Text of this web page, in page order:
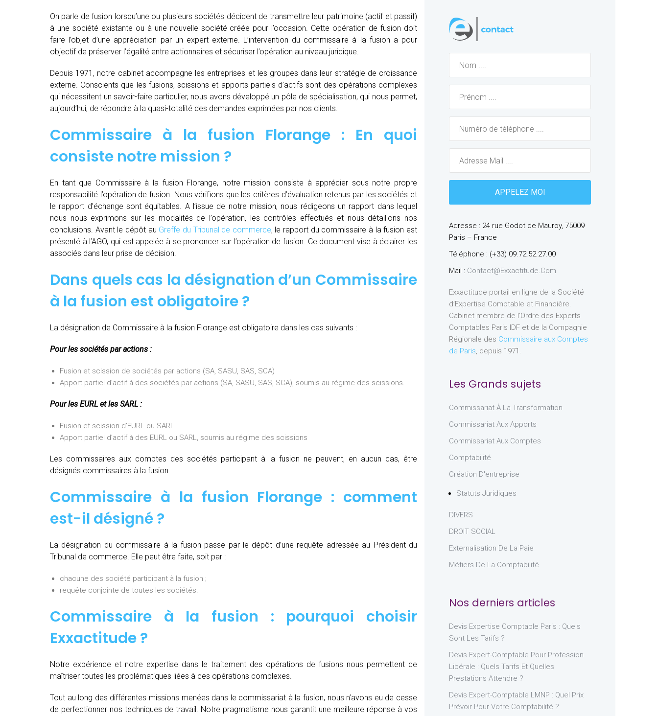
On parle de fusion lorsqu’une ou plusieurs sociétés décident de transmettre leur patrimoine (actif et passif)
à une société existante ou à une nouvelle société créée pour l’occasion. Cette opération de fusion doit
faire l’objet d’une appréciation par un expert externe. L’intervention du commissaire à la fusion a pour
objectif de préserver l’égalité entre actionnaires et sécuriser l’opération au niveau juridique.
Depuis 1971, notre cabinet accompagne les entreprises et les groupes dans leur stratégie de croissance
externe. Conscients que les fusions, scissions et apports partiels d’actifs sont des opérations complexes
qui nécessitent un savoir-faire particulier, nous avons développé un pôle de spécialisation, qui nous permet,
aujourd’hui, de répondre à la quasi-totalité des demandes exprimées par nos clients.
Commissaire à la fusion Florange : En quoi
consiste notre mission ?
En tant que Commissaire à la fusion Florange, notre mission consiste à apprécier sous notre propre
responsabilité l’opération de fusion. Nous vérifions que les critères d’évaluation retenus par les sociétés et
le rapport d’échange sont équitables. A l’issue de notre mission, nous rédigeons un rapport dans lequel
nous nous exprimons sur les modalités de l’opération, les contrôles effectués et nous détaillons nos
conclusions. Avant le dépôt au Greffe du Tribunal de commerce, le rapport du commissaire à la fusion est
présenté à l’AGO, qui est appelée à se prononcer sur l’opération de fusion. Ce document vise à éclairer les
associés dans leur prise de décision.
Dans quels cas la désignation d’un Commissaire
à la fusion est obligatoire ?
La désignation de Commissaire à la fusion Florange est obligatoire dans les cas suivants :
Pour les sociétés par actions :
Fusion et scission de sociétés par actions (SA, SASU, SAS, SCA)
Apport partiel d’actif à des sociétés par actions (SA, SASU, SAS, SCA), soumis au régime des scissions.
Pour les EURL et les SARL :
Fusion et scission d’EURL ou SARL
Apport partiel d’actif à des EURL ou SARL, soumis au régime des scissions
Les commissaires aux comptes des sociétés participant à la fusion ne peuvent, en aucun cas, être
désignés commissaires à la fusion.
Commissaire à la fusion Florange : comment
est-il désigné ?
La désignation du commissaire à la fusion passe par le dépôt d’une requête adressée au Président du
Tribunal de commerce. Elle peut être faite, soit par :
chacune des société participant à la fusion ;
requête conjointe de toutes les sociétés.
Commissaire à la fusion : pourquoi choisir
Exxactitude ?
Notre expérience et notre expertise dans le traitement des opérations de fusions nous permettent de
maîtriser toutes les problématiques liées à ces opérations complexes.
Tout au long des différentes missions menées dans le commissariat à la fusion, nous n’avons eu de cesse
de perfectionner nos techniques de travail. Notre pragmatisme nous garantit une meilleure réponse à vos
Adresse : 24 rue Godot de Mauroy, 75009
Paris – France
Téléphone : (+33) 09.72.52.27.00
Mail : Contact@exxactitude.com
Exxactitude portail en ligne de la Société
d’Expertise Comptable et Financière.
Cabinet membre de l’Ordre des Experts
Comptables Paris IDF et de la Compagnie
Régionale des Commissaire aux Comptes
de Paris, depuis 1971.
Les Grands sujets
Commissariat À La Transformation
Commissariat Aux Apports
Commissariat Aux Comptes
Comptabilité
Création D'entreprise
Statuts Juridiques
DIVERS
DROIT SOCIAL
Externalisation De La Paie
Métiers De La Comptabilité
Nos derniers articles
Devis Expertise Comptable Paris : Quels
Sont Les Tarifs ?
Devis Expert-Comptable Pour Profession
Libérale : Quels Tarifs Et Quelles
Prestations Attendre ?
Devis Expert-Comptable LMNP : Quel Prix
Prévoir Pour Votre Comptabilité ?